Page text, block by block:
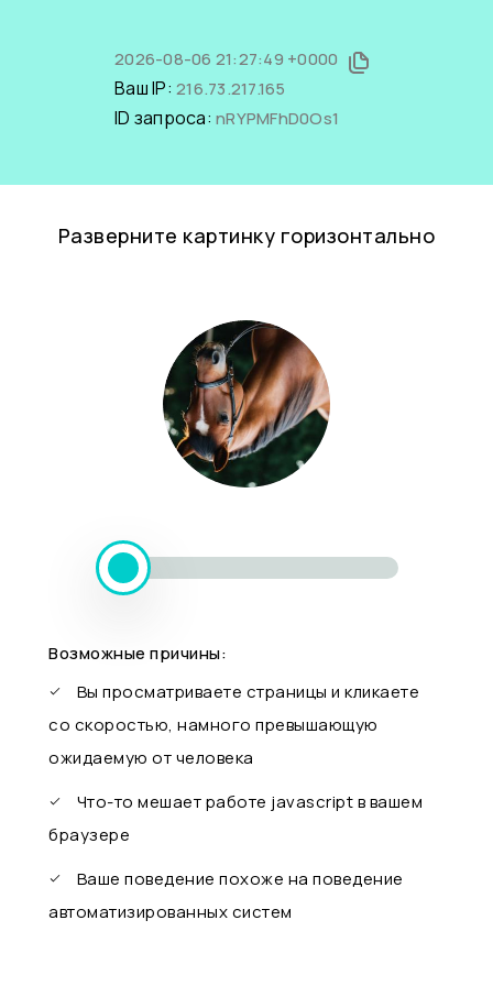
2026-08-06 21:27:49 +0000
Ваш IP: 216.73.217.165
ID запроса: nRYPMFhD0Os1
Разверните картинку горизонтально
Возможные причины:
Вы просматриваете страницы и кликаете
со скоростью, намного превышающую
ожидаемую от человека
Что-то мешает работе javascript в вашем
браузере
Ваше поведение похоже на поведение
автоматизированных систем